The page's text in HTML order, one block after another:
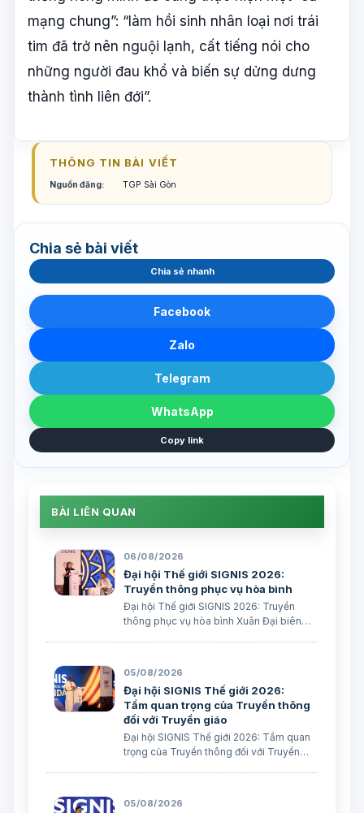
mạng chung”: “làm hồi sinh nhân loại nơi trái
tim đã trở nên nguội lạnh, cất tiếng nói cho
những người đau khổ và biến sự dửng dưng
thành tình liên đới”.
THÔNG TIN BÀI VIẾT
Nguồn đăng: TGP Sài Gòn
Chia sẻ bài viết
Chia sẻ nhanh
Facebook
Zalo
Telegram
WhatsApp
Copy link
BÀI LIÊN QUAN
06/08/2026
Đại hội Thế giới SIGNIS 2026:
Truyền thông phục vụ hòa bình
Đại hội Thế giới SIGNIS 2026: Truyền
thông phục vụ hòa bình Xuân Đại biên
05/08/2026
Đại hội SIGNIS Thế giới 2026:
Tầm quan trọng của Truyền thông
đối với Truyền giáo
Đại hội SIGNIS Thế giới 2026: Tầm quan
trọng của Truyền thông đối với Truyền
05/08/2026